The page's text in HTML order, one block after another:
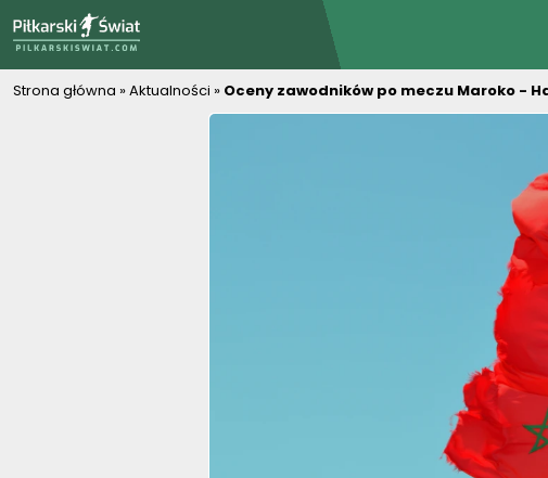
Strona główna »Aktualności » Oceny zawodników po meczu Maroko -